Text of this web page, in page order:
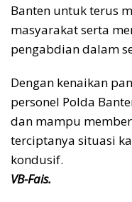
Banten untuk terus
masyarakat serta
pengabdian dalam
Dengan kenaikan
personel Polda
dan mampu
terciptanya situasi
kondusif.
VB-Fais.